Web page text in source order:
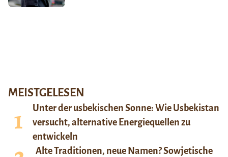
MEISTGELESEN
Unter der usbekischen Sonne: Wie Usbekistan
versucht, alternative Energiequellen zu
entwickeln
Alte Traditionen, neue Namen? Sowjetische